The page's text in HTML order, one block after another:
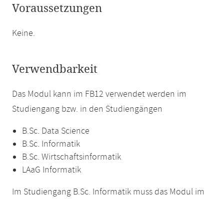
Voraussetzungen
Keine.
Verwendbarkeit
Das Modul kann im FB12 verwendet werden im
Studiengang bzw. in den Studiengängen
B.Sc. Data Science
B.Sc. Informatik
B.Sc. Wirtschaftsinformatik
LAaG Informatik
Im Studiengang B.Sc. Informatik muss das Modul im